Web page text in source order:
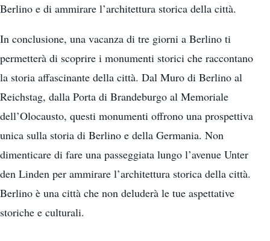
Berlino e di ammirare l’architettura storica della città.
In conclusione, una vacanza di tre giorni a Berlino ti
permetterà di scoprire i monumenti storici che raccontano
la storia affascinante della città. Dal Muro di Berlino al
Reichstag, dalla Porta di Brandeburgo al Memoriale
dell’Olocausto, questi monumenti offrono una prospettiva
unica sulla storia di Berlino e della Germania. Non
dimenticare di fare una passeggiata lungo l’avenue Unter
den Linden per ammirare l’architettura storica della città.
Berlino è una città che non deluderà le tue aspettative
storiche e culturali.